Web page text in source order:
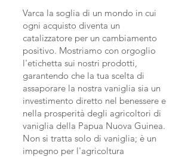
Varca la soglia di un mondo in cui
ogni acquisto diventa un
catalizzatore per un cambiamento
positivo. Mostriamo con orgoglio
l'etichetta sui nostri prodotti,
garantendo che la tua scelta di
assaporare la nostra vaniglia sia un
investimento diretto nel benessere e
nella prosperità degli agricoltori di
vaniglia della Papua Nuova Guinea.
Non si tratta solo di vaniglia; è un
impegno per l'agricoltura